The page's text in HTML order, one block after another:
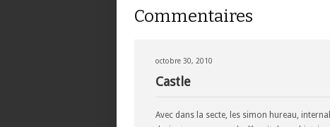
Commentaires
octobre 30, 2010
Castle
Avec dans la secte, les simon hureau,